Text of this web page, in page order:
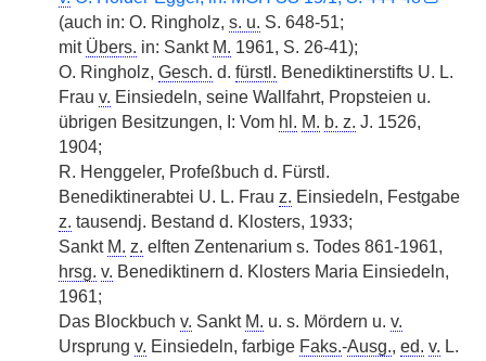
(auch in: O. Ringholz, s. u. S. 648-51;
mit Übers. in: Sankt M. 1961, S. 26-41);
O. Ringholz, Gesch. d. fürstl. Benediktinerstifts U. L.
Frau v. Einsiedeln, seine Wallfahrt, Propsteien u.
übrigen Besitzungen, I: Vom hl. M. b. z. J. 1526,
1904;
R. Henggeler, Profeßbuch d. Fürstl.
Benediktinerabtei U. L. Frau z. Einsiedeln, Festgabe
z. tausendj. Bestand d. Klosters, 1933;
Sankt M. z. elften Zentenarium s. Todes 861-1961,
hrsg. v. Benediktinern d. Klosters Maria Einsiedeln,
1961;
Das Blockbuch v. Sankt M. u. s. Mördern u. v.
Ursprung v. Einsiedeln, farbige Faks.-Ausg., ed. v. L.